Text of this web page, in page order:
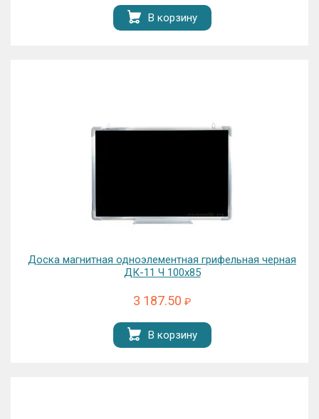
В корзину
Доска магнитная одноэлементная грифельная черная
ДК-11 Ч 100х85
3 187.50 ₽
В корзину